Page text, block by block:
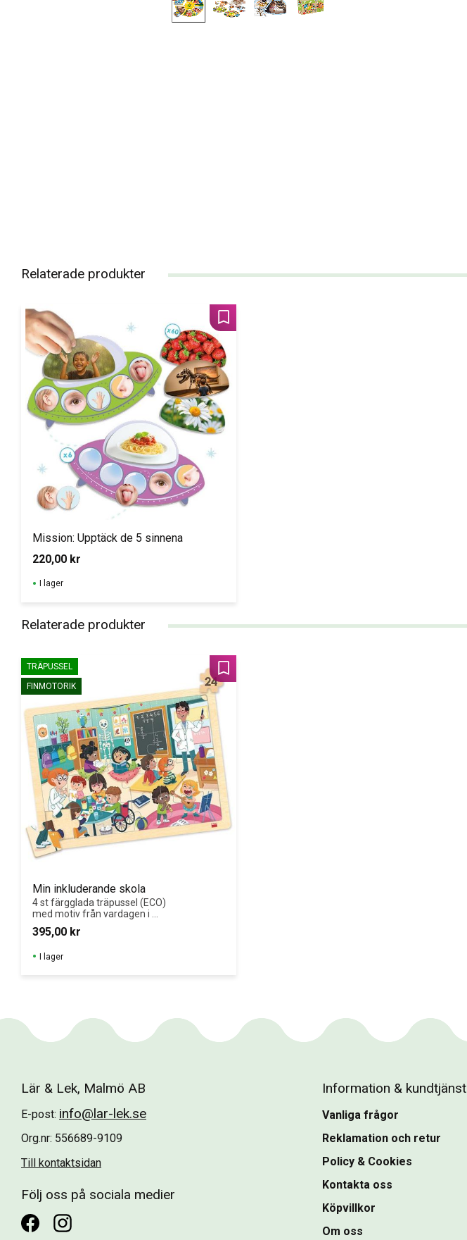
Relaterade produkter
Mission: Upptäck de 5 sinnena
220,00 kr
Lägg till i favoriter
I lager
Relaterade produkter
Min inkluderande skola
4 st färgglada träpussel (ECO)
med motiv från vardagen i
skolan: i klassrummet,
skolgården, matsalen &
395,00 kr
TRÄPUSSEL
FINMOTORIK
Lägg till i favoriter
I lager
Lär & Lek, Malmö AB
E-post: info@lar-lek.se
Org.nr: 556689-9109
Till kontaktsidan
Följ oss på sociala medier
Information & kundtjänst
Vanliga frågor
Reklamation och retur
Policy & Cookies
Kontakta oss
Köpvillkor
Om oss